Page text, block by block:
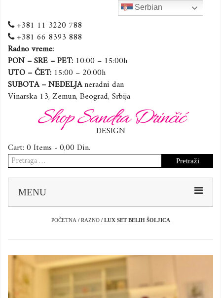
+381 11 3220 788
+381 66 8393 888
Radno vreme:
PON – SRE – PET: 10:00 – 15:00h
UTO – ČET: 15:00 – 20:00h
SUBOTA – NEDELJAneradni dan
Vinarska 13, Zemun, Beograd, Srbija
Shop Sandra Drinčić
DESIGN
Cart: 0 Items -0,00 Din.
Pretraga
za:
MENU
POČETNA / RAZNO/ LUX SET BELIH ŠOLJICA
Serbian